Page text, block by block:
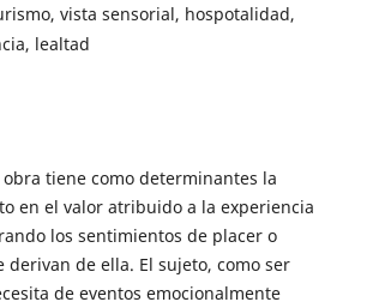
vista sensorial, hospotalidad,
lealtad
tiene como determinantes la
en el valor atribuido a la experiencia
los sentimientos de placer o
derivan de ella. El sujeto, como ser
de eventos emocionalmente